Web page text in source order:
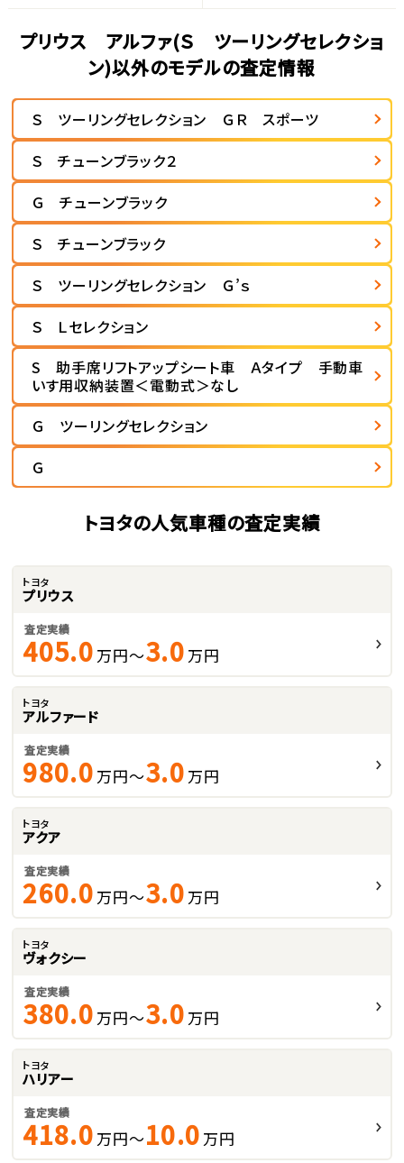
プリウス アルファ(Ｓ ツーリングセレクショ
ン)以外のモデルの査定情報
Ｓ ツーリングセレクション ＧＲ スポーツ
Ｓ チューンブラック２
Ｇ チューンブラック
Ｓ チューンブラック
Ｓ ツーリングセレクション Ｇ’ｓ
Ｓ Ｌセレクション
S 助手席リフトアップシート車 Ａタイプ 手動車
いす用収納装置＜電動式＞なし
Ｇ ツーリングセレクション
Ｇ
トヨタの人気車種の査定実績
トヨタ
プリウス
査定実績
405.0 万円～3.0 万円
トヨタ
アルファード
査定実績
980.0 万円～3.0 万円
トヨタ
アクア
査定実績
260.0 万円～3.0 万円
トヨタ
ヴォクシー
査定実績
380.0 万円～3.0 万円
トヨタ
ハリアー
査定実績
418.0 万円～10.0 万円